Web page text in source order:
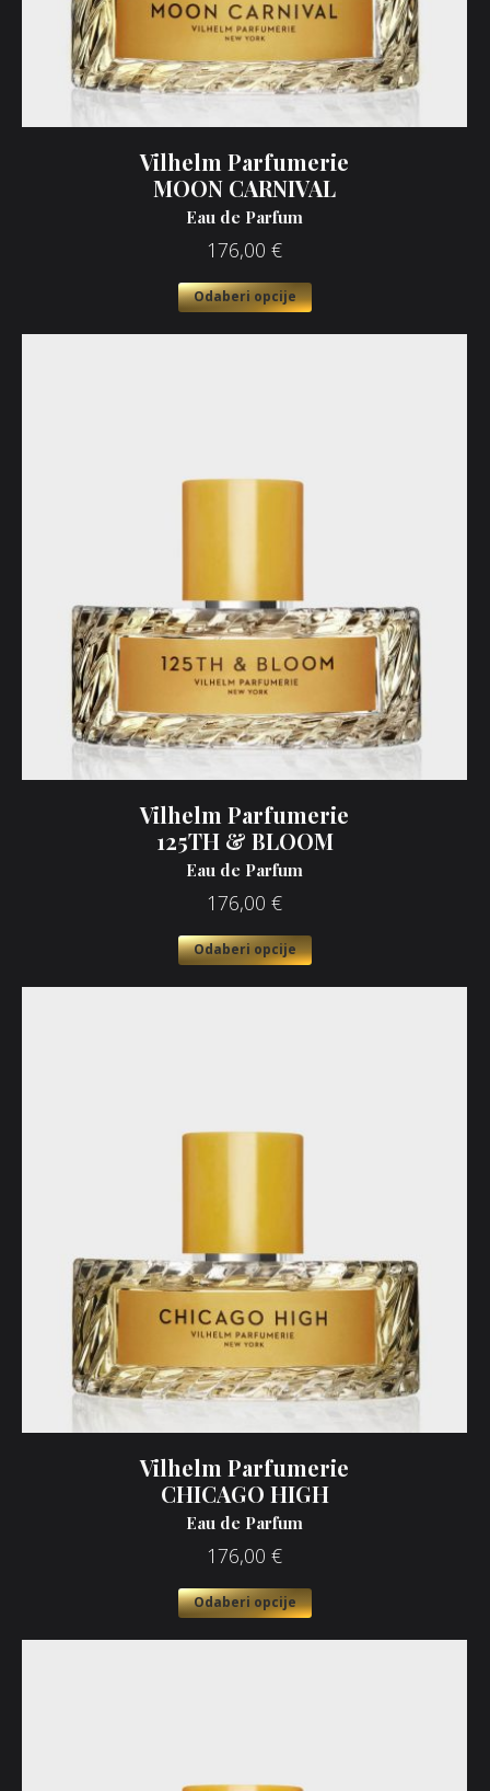
Vilhelm Parfumerie
MOON CARNIVAL
Eau de Parfum
176,00 €
Odaberi opcije
Vilhelm Parfumerie
125TH & BLOOM
Eau de Parfum
176,00 €
Odaberi opcije
Vilhelm Parfumerie
CHICAGO HIGH
Eau de Parfum
176,00 €
Odaberi opcije